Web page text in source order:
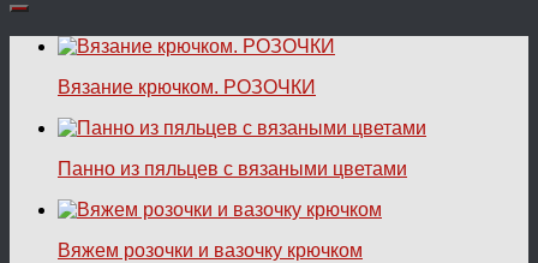
Вязание крючком. РОЗОЧКИ
Панно из пяльцев с вязаными цветами
Вяжем розочки и вазочку крючком